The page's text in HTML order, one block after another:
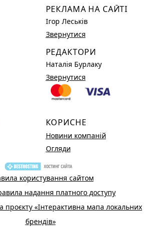
РЕКЛАМА НА САЙТІ
Ігор Леськів
Звернутися
РЕДАКТОРИ
Наталія Бурлаку
Звернутися
КОРИСНЕ
Новини компаній
Огляди
користування сайтом
надання платного доступу
проєкту «Інтерактивна мапа локальних
брендів»